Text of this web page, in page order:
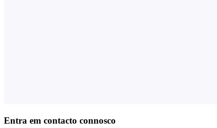
Entra em contacto connosco